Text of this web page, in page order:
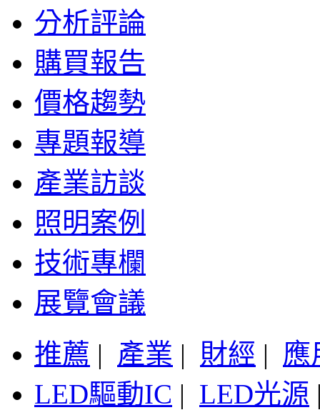
分析評論
購買報告
價格趨勢
專題報導
產業訪談
照明案例
技術專欄
展覽會議
推薦 | 產業 | 財經 | 應
LED驅動IC | LED光源